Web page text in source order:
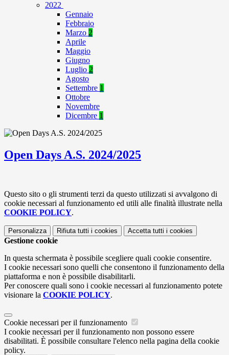
2022
Gennaio
Febbraio
Marzo 2
Aprile
Maggio
Giugno
Luglio 2
Agosto
Settembre 1
Ottobre
Novembre
Dicembre 1
Open Days A.S. 2024/2025
Questo sito o gli strumenti terzi da questo utilizzati si avvalgono di
cookie necessari al funzionamento ed utili alle finalità illustrate nella
COOKIE POLICY.
Personalizza Rifiuta tutti i cookies Accetta tutti i cookies
Gestione cookie
In questa schermata è possibile scegliere quali cookie consentire.
I cookie necessari sono quelli che consentono il funzionamento della
piattaforma e non è possibile disabilitarli.
Per conoscere quali sono i cookie necessari al funzionamento potete
visionare la COOKIE POLICY.
Cookie necessari per il funzionamento
I cookie necessari per il funzionamento non possono essere
disabilitati. È possibile consultare l'elenco nella pagina della cookie
policy.